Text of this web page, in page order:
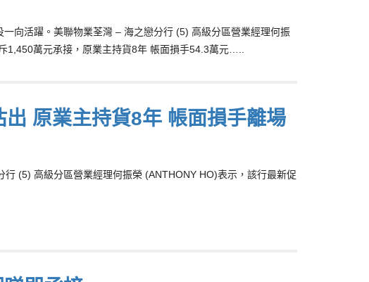
向活躍。美聯物業荃灣 – 海之戀分行 (5) 高級分區營業經理何振
1,450萬元承接，原業主持貨8年 帳面損手54.3萬元…..
原業主持貨8年 帳面損手離場
(5) 高級分區營業經理何振榮 (ANTHONY HO)表示，該行最新促